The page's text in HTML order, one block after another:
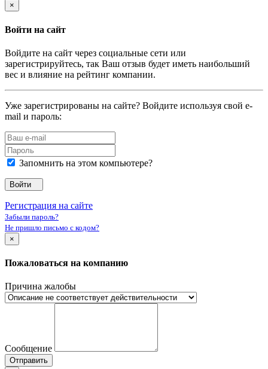
×
Войти на сайт
Войдите на сайт через социальные сети или
зарегистрируйтесь, так Ваш отзыв будет иметь наибольший
вес и влияние на рейтинг компании.
Уже зарегистрированы на сайте? Войдите используя свой e-
mail и пароль:
Запомнить на этом компьютере?
Войти
Регистрация на сайте
Забыли пароль?
Не пришло письмо с кодом?
×
Пожаловаться на компанию
Причина жалобы
Сообщение
Отправить